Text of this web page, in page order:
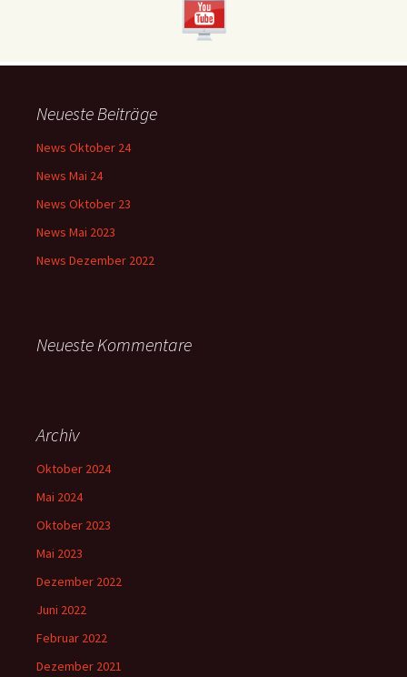
Neueste Beiträge
News Oktober 24
News Mai 24
News Oktober 23
News Mai 2023
News Dezember 2022
Neueste Kommentare
Archiv
Oktober 2024
Mai 2024
Oktober 2023
Mai 2023
Dezember 2022
Juni 2022
Februar 2022
Dezember 2021